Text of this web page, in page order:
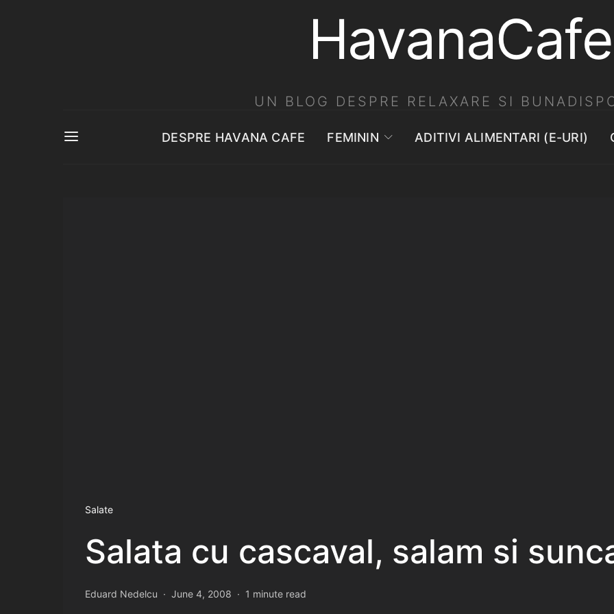
HavanaCafe
UN BLOG DESPRE RELAXARE SI
DESPRE HAVANA CAFE FEMININ ADITIVI ALIMENTARI (E-URI)
Salate
Salata cu cascaval, salam si
Eduard Nedelcu June 4, 2008 1 minute read